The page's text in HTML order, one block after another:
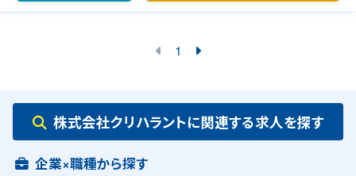
1
株式会社クリハラントに関連する求人を探す
企業×職種から探す